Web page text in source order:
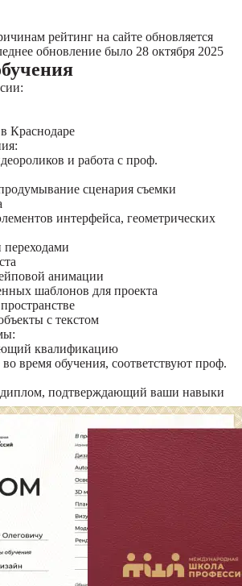
рейтинг на сайте обновляется
обновление было 28 октября 2025
Краснодаре
и работа с проф.
сценария съемки
интерфейса, геометрических
переходами
анимации
шаблонов для проекта
с текстом
квалификацию
время обучения, соответствуют проф.
диплом, подтверждающий ваши навыки